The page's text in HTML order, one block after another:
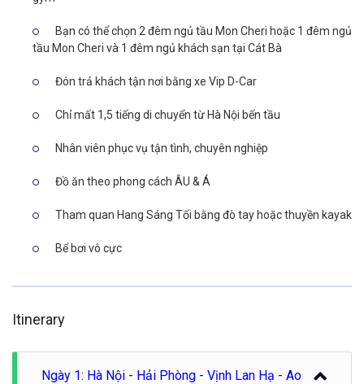
Bạn có thể chọn 2 đêm ngủ tầu Mon Cheri hoặc 1 đêm ngủ
tầu Mon Cheri và 1 đêm ngủ khách sạn tại Cát Bà
Đón trả khách tận nơi bằng xe Vip D-Car
Chỉ mất 1,5 tiếng di chuyển từ Hà Nội bến tầu
Nhân viên phục vụ tận tình, chuyên nghiệp
Đồ ăn theo phong cách ÂU & Á
Tham quan Hang Sáng Tối bằng đò tay hoặc thuyền kayak
Bể bơi vô cực
Itinerary
Ngày 1: Hà Nội - Hải Phòng - Vịnh Lan Hạ - Ao